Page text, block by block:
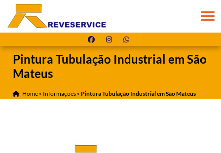
Pintura Tubulação Industrial em São
Mateus
Home » Informações » Pintura Tubulação Industrial em São Mateus